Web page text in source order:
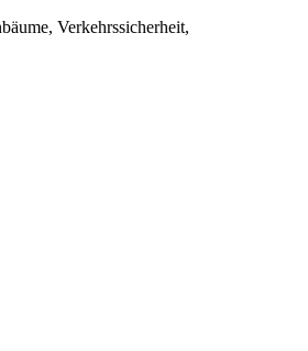
Verkehrssicherheit,